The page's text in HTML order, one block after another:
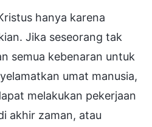
hanya karena
Jika seseorang tak
semua kebenaran untuk
umat manusia,
melakukan pekerjaan
akhir zaman, atau